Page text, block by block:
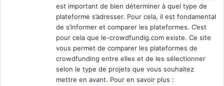
:
est important de bien déterminer à quel type de
plateforme s’adresser. Pour cela, il est fondamental
de s’informer et comparer les plateformes. C’est
pour cela que le-crowdfundig.com existe. Ce site
vous permet de comparer les plateformes de
crowdfunding entre elles et de les sélectionner
selon le type de projets que vous souhaitez
mettre en avant. Pour en savoir plus :